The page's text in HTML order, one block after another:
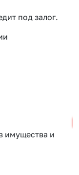
под залог.
имущества и